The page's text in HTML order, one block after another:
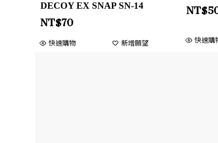
DECOY EX SNAP SN-14
NT$70
快速購物 新增願望
NT$
快速購